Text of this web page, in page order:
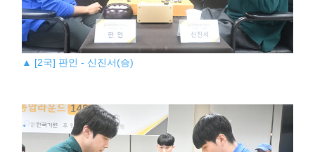
▲ [2국] 판인 - 신진서(승)